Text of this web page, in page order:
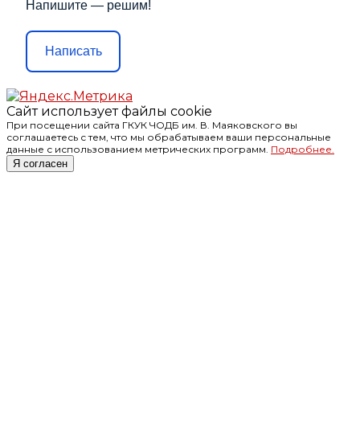
Напишите — решим!
Написать
Сайт использует файлы cookie
При посещении сайта ГКУК ЧОДБ им. В. Маяковского вы
соглашаетесь с тем, что мы обрабатываем ваши персональные
данные с использованием метрических программ. Подробнее.
Я согласен